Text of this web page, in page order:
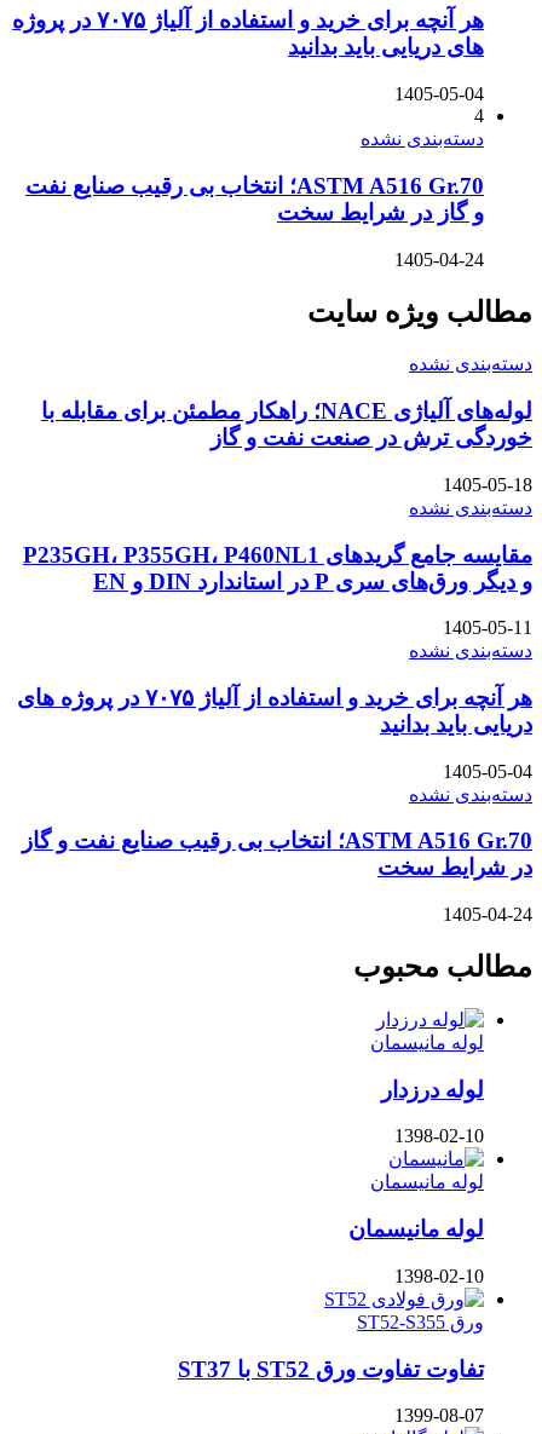
هر آنچه برای خرید و استفاده از آلیاژ ۷۰۷۵ در پروژه
های دریایی باید بدانید
1405-05-04
4
دسته‌بندی نشده
ASTM A516 Gr.70؛ انتخاب بی رقیب صنایع نفت
و گاز در شرایط سخت
1405-04-24
مطالب ویژه سایت
دسته‌بندی نشده
لوله‌های آلیاژی NACE؛ راهکار مطمئن برای مقابله با
خوردگی ترش در صنعت نفت و گاز
1405-05-18
دسته‌بندی نشده
مقایسه جامع گریدهای P235GH، P355GH، P460NL1
و دیگر ورق‌های سری P در استاندارد DIN و EN
1405-05-11
دسته‌بندی نشده
هر آنچه برای خرید و استفاده از آلیاژ ۷۰۷۵ در پروژه های
دریایی باید بدانید
1405-05-04
دسته‌بندی نشده
ASTM A516 Gr.70؛ انتخاب بی رقیب صنایع نفت و گاز
در شرایط سخت
1405-04-24
مطالب محبوب
لوله مانیسمان
لوله درزدار
1398-02-10
لوله مانیسمان
لوله مانیسمان
1398-02-10
ورق ST52-S355
تفاوت تفاوت ورق ST52 با ST37
1399-08-07